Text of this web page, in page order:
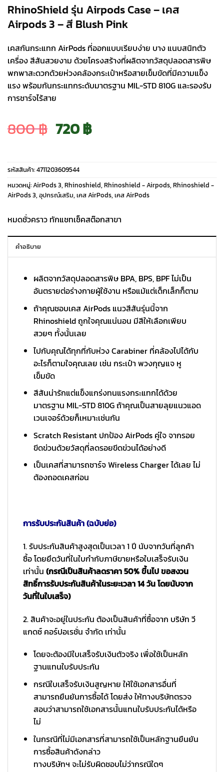
RhinoShield รุ่น Airpods Case – เคส
Airpods 3 – สี Blush Pink
เคสกันกระแทก AirPods ที่ออกแบบเรียบง่าย บาง แนบสนิทตัว
เครื่อง สีสันสวยงาม ด้วยโครงสร้างที่ผลิตจากวัสดุปลอดสารพิษ
พกพาสะดวกด้วยห่วงคล้องกระเป๋าหรือสายเข็มขัดที่มีความแข็ง
แรง พร้อมกันกระแทกระดับมาตรฐาน MIL-STD 810G และรองรับ
การชาร์จไร้สาย
800฿ Original
price
was:
800 ฿.
720฿Current
price
is:
720 ฿.
รหัสสินค้า:4711203609544
หมวดหมู่:AirPods 3, Rhinoshield, Rhinoshield - Airpods, Rhinoshield -
AirPods 3, อุปกรณ์เสริม, เคส AirPods, เคส AirPods
หมดชั่วคราว ทักแชทเช็คสต๊อกสาขา
คำอธิบาย
ผลิตจากวัสดุปลอดสารพิษ BPA, BPS, BPF ไม่เป็น
อันตรายต่อร่างกายผู้ใช้งาน หรือแม้แต่เด็กเล็กก็ตาม
ถ้าคุณชอบเคส AirPods แนวสีสันรุ่นนี้จาก
Rhinoshield ถูกใจคุณแน่นอน มีสีให้เลือกเพียบ
สวยๆ ทั้งนั้นเลย
ไปกับคุณได้ทุกที่กับห่วง Carabiner ที่คล้องไปได้กับ
อะไรก็ตามใจคุณเลย เช่น กระเป๋า พวงกุญแจ หู
เข็มขัด
สีสันน่ารักแต่แข็งแกร่งทนแรงกระแทกได้ด้วย
มาตรฐาน MIL-STD 810G ถ้าคุณเป็นสายลุยแนวแอด
เวนเจอร์ด้วยก็เหมาะเช่นกัน
Scratch Resistant ปกป้อง AirPods คู่ใจ จากรอย
ขีดข่วนด้วยวัสดุที่ลดรอยขีดข่วนได้อย่างดี
เป็นเคสที่สามารถชาร์จ Wireless Charger ได้เลย ไม่
ต้องถอดเคสก่อน
การรับประกันสินค้า (ฉบับย่อ)
1. รับประกันสินค้าสูงสุดเป็นเวลา 1 ปี นับจากวันที่ลูกค้า
ซื้อ โดยยึดวันที่ในใบกำกับภาษีขายหรือใบเสร็จรับเงิน
เท่านั้น (กรณีเป็นสินค้าลดราคา 50% ขึ้นไป ขอสงวน
สิทธิ์การรับประกันสินค้าในระยะเวลา 14 วัน โดยนับจาก
วันที่ในใบเสร็จ)
2. สินค้าจะอยู่ในประกัน ต้องเป็นสินค้าที่ซื้อจาก บริษัท วี
แกดซ์ คอร์ปอเรชั่น จำกัด เท่านั้น
โดยจะต้องมีใบเสร็จรับเงินตัวจริง เพื่อใช้เป็นหลัก
ฐานแทนใบรับประกัน
กรณีใบเสร็จรับเงินสูญหาย ให้ใช้เอกสารอื่นที่
สามารถยืนยันการซื้อได้ โดยส่ง ให้ทางบริษัทตรวจ
สอบว่าสามารถใช้เอกสารนั้นแทนใบรับประกันได้หรือ
ไม่
ในกรณีที่ไม่มีเอกสารที่สามารถใช้เป็นหลักฐานยืนยัน
การซื้อสินค้าดังกล่าว
ทางบริษัทฯ จะไม่รับผิดชอบไม่ว่ากรณีใดๆ